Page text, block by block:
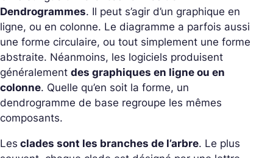
Dendrogrammes. Il peut s’agir d’un graphique en
ligne, ou en colonne. Le diagramme a parfois aussi
une forme circulaire, ou tout simplement une forme
abstraite. Néanmoins, les logiciels produisent
généralement des graphiques en ligne ou en
colonne. Quelle qu’en soit la forme, un
dendrogramme de base regroupe les mêmes
composants.
Les clades sont les branches de l’arbre. Le plus